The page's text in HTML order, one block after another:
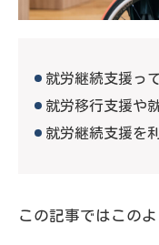
就労継続支援っ
就労移行支援や
就労継続支援を
この記事ではこの